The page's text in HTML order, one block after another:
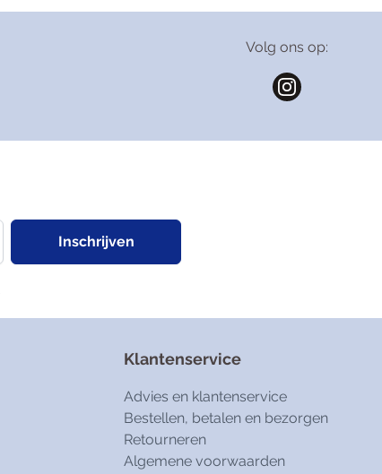
Volg ons op:
Inschrijven
Klantenservice
Advies en klantenservice
Bestellen, betalen en bezorgen
Retourneren
Algemene voorwaarden